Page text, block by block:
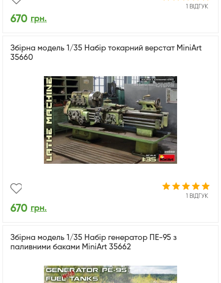
1 ВІДГУК
670 грн.
Збірна модель 1/35 Набір токарний верстат MiniArt
35660
1 ВІДГУК
670 грн.
Збірна модель 1/35 Набір генератор ПЕ-95 з
паливними баками MiniArt 35662